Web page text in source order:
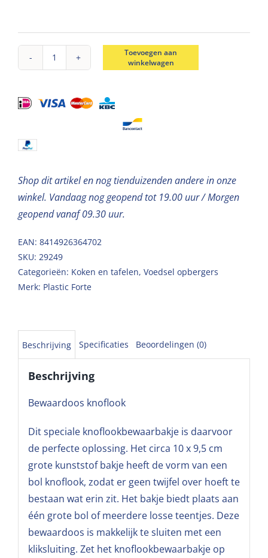
Bewaardoos
aantal
Toevoegen aan
winkelwagen
Shop dit artikel en nog tienduizenden andere in onze
winkel. Vandaag nog geopend tot 19.00 uur / Morgen
geopend vanaf 09.30 uur.
EAN: 8414926364702
SKU: 29249
Categorieën: Koken en tafelen, Voedsel opbergers
Merk: Plastic Forte
Beschrijving Specificaties Beoordelingen (0)
Beschrijving
Bewaardoos knoflook
Dit speciale knoflookbewaarbakje is daarvoor
de perfecte oplossing. Het circa 10 x 9,5 cm
grote kunststof bakje heeft de vorm van een
bol knoflook, zodat er geen twijfel over hoeft te
bestaan wat erin zit. Het bakje biedt plaats aan
één grote bol of meerdere losse teentjes. Deze
bewaardoos is makkelijk te sluiten met een
kliksluiting. Zet het knoflookbewaarbakje op